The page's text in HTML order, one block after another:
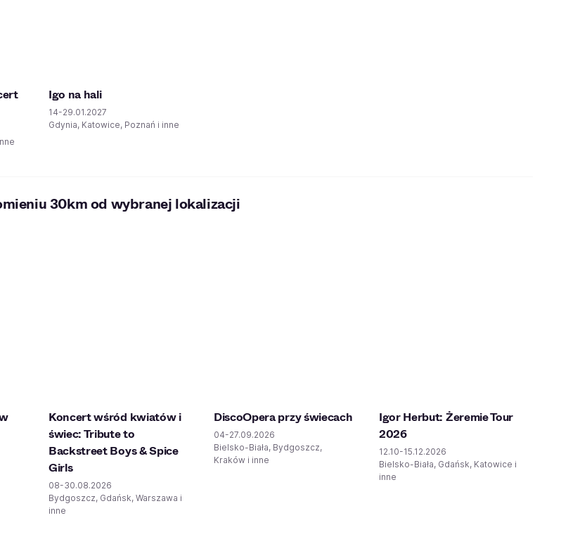
Igo na hali
14-29.01.2027
Gdynia, Katowice, Poznań i inne
30km od wybranej lokalizacji
Koncert wśród kwiatów i
świec: Tribute to
Backstreet Boys & Spice
Girls
08-30.08.2026
Bydgoszcz, Gdańsk, Warszawa i
inne
DiscoOpera przy świecach
04-27.09.2026
Bielsko-Biała, Bydgoszcz,
Kraków i inne
Igor Herbut: Żeremie Tour
2026
12.10-15.12.2026
Bielsko-Biała, Gdańsk, Katowice i
inne